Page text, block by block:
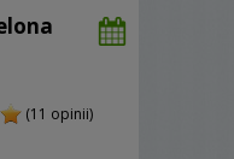
(11 opinii)